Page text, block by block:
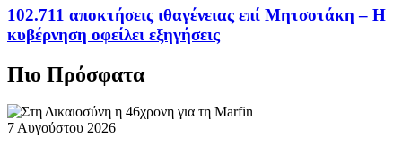
102.711 αποκτήσεις ιθαγένειας επί Μητσοτάκη – Η
κυβέρνηση οφείλει εξηγήσεις
Πιο Πρόσφατα
7 Αυγούστου 2026